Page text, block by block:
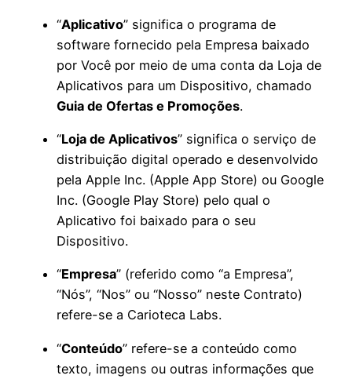
“Aplicativo” significa o programa de
software fornecido pela Empresa baixado
por Você por meio de uma conta da Loja de
Aplicativos para um Dispositivo, chamado
Guia de Ofertas e Promoções.
“Loja de Aplicativos” significa o serviço de
distribuição digital operado e desenvolvido
pela Apple Inc. (Apple App Store) ou Google
Inc. (Google Play Store) pelo qual o
Aplicativo foi baixado para o seu
Dispositivo.
“Empresa” (referido como “a Empresa”,
“Nós”, “Nos” ou “Nosso” neste Contrato)
refere-se a Carioteca Labs.
“Conteúdo” refere-se a conteúdo como
texto, imagens ou outras informações que